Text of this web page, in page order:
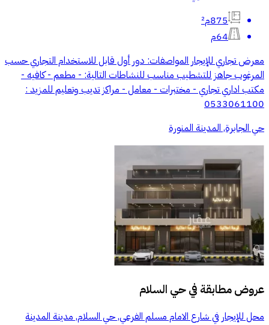
875م²
64م
معرض تجاري للإيجار المواصفات: دور أول قابل للاستخدام التجاري حسب
المرغوب جاهز للتشطيب مناسب للنشاطات التالية: - مطعم - كافيه -
مكتب اداري تجاري - مختبرات - معامل - مراكز تديب وتعليم للمزيد :
0533061100
حي الجابرة, المدينة المنورة
عروض مطابقة فيحي السلام
محل للإيجار في شارع الامام مسلم الفرعي, حي السلام, مدينة المدينة